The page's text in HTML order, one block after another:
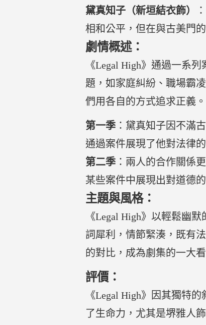
黛真知子（新垣結衣飾）
相和公平，但在與古美門
劇情概述：
《Legal High》通過一系
題，如家庭糾紛、職場霸
們用各自的方式追求正義。
第一季 ：黛真知子因不滿
通過案件展現了他對法律
第二季 ：兩人的合作關係
某些案件中展現出對道德
主題與風格：
《Legal High》以輕鬆幽
詞犀利，情節緊湊，既有
的對比，成為劇集的一大看
評價：
《Legal High》因其獨特
了生命力，尤其是堺雅人